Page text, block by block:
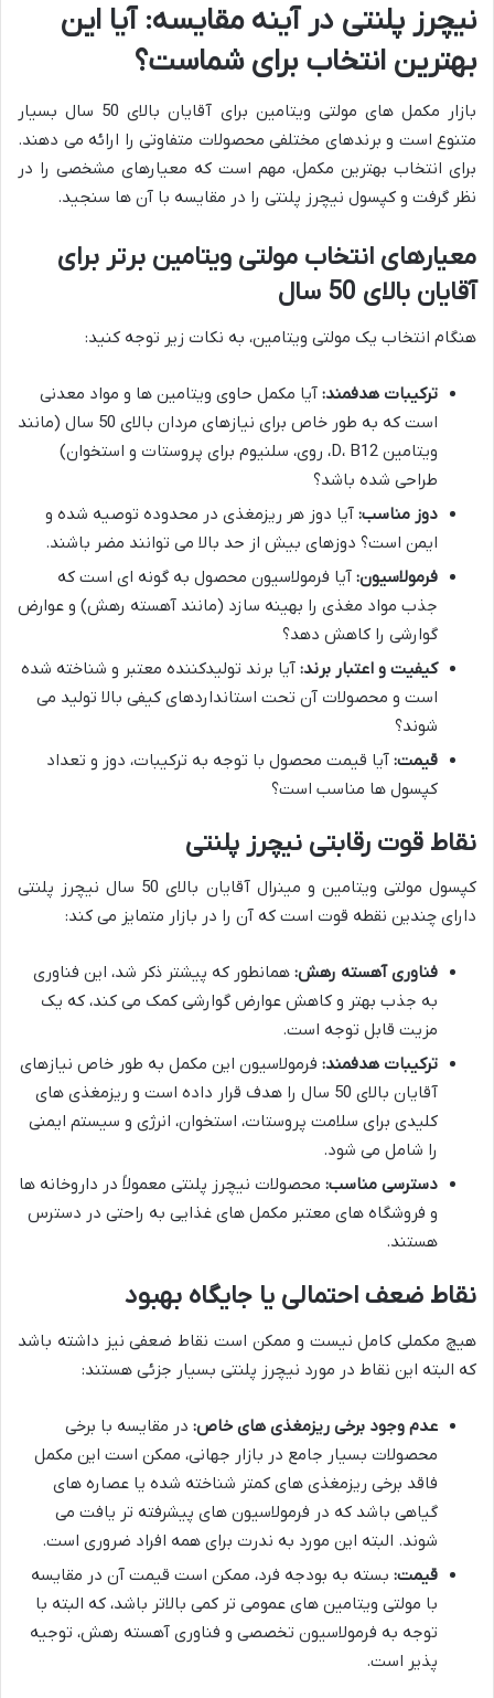
نیچرز پلنتی در آینه مقایسه: آیا این
بهترین انتخاب برای شماست؟
بازار مکمل های مولتی ویتامین برای آقایان بالای 50 سال بسیار
متنوع است و برندهای مختلفی محصولات متفاوتی را ارائه می دهند.
برای انتخاب بهترین مکمل، مهم است که معیارهای مشخصی را در
نظر گرفت و کپسول نیچرز پلنتی را در مقایسه با آن ها سنجید.
معیارهای انتخاب مولتی ویتامین برتر برای
آقایان بالای 50 سال
هنگام انتخاب یک مولتی ویتامین، به نکات زیر توجه کنید:
ترکیبات هدفمند: آیا مکمل حاوی ویتامین ها و مواد معدنی
است که به طور خاص برای نیازهای مردان بالای 50 سال (مانند
ویتامین D، B12، روی، سلنیوم برای پروستات و استخوان)
طراحی شده باشد؟
دوز مناسب: آیا دوز هر ریزمغذی در محدوده توصیه شده و
ایمن است؟ دوزهای بیش از حد بالا می توانند مضر باشند.
فرمولاسیون: آیا فرمولاسیون محصول به گونه ای است که
جذب مواد مغذی را بهینه سازد (مانند آهسته رهش) و عوارض
گوارشی را کاهش دهد؟
کیفیت و اعتبار برند: آیا برند تولیدکننده معتبر و شناخته شده
است و محصولات آن تحت استانداردهای کیفی بالا تولید می
شوند؟
قیمت: آیا قیمت محصول با توجه به ترکیبات، دوز و تعداد
کپسول ها مناسب است؟
نقاط قوت رقابتی نیچرز پلنتی
کپسول مولتی ویتامین و مینرال آقایان بالای 50 سال نیچرز پلنتی
دارای چندین نقطه قوت است که آن را در بازار متمایز می کند:
فناوری آهسته رهش: همانطور که پیشتر ذکر شد، این فناوری
به جذب بهتر و کاهش عوارض گوارشی کمک می کند، که یک
مزیت قابل توجه است.
ترکیبات هدفمند: فرمولاسیون این مکمل به طور خاص نیازهای
آقایان بالای 50 سال را هدف قرار داده است و ریزمغذی های
کلیدی برای سلامت پروستات، استخوان، انرژی و سیستم ایمنی
را شامل می شود.
دسترسی مناسب: محصولات نیچرز پلنتی معمولاً در داروخانه ها
و فروشگاه های معتبر مکمل های غذایی به راحتی در دسترس
هستند.
نقاط ضعف احتمالی یا جایگاه بهبود
هیچ مکملی کامل نیست و ممکن است نقاط ضعفی نیز داشته باشد
که البته این نقاط در مورد نیچرز پلنتی بسیار جزئی هستند:
عدم وجود برخی ریزمغذی های خاص: در مقایسه با برخی
محصولات بسیار جامع در بازار جهانی، ممکن است این مکمل
فاقد برخی ریزمغذی های کمتر شناخته شده یا عصاره های
گیاهی باشد که در فرمولاسیون های پیشرفته تر یافت می
شوند. البته این مورد به ندرت برای همه افراد ضروری است.
قیمت: بسته به بودجه فرد، ممکن است قیمت آن در مقایسه
با مولتی ویتامین های عمومی تر کمی بالاتر باشد، که البته با
توجه به فرمولاسیون تخصصی و فناوری آهسته رهش، توجیه
پذیر است.